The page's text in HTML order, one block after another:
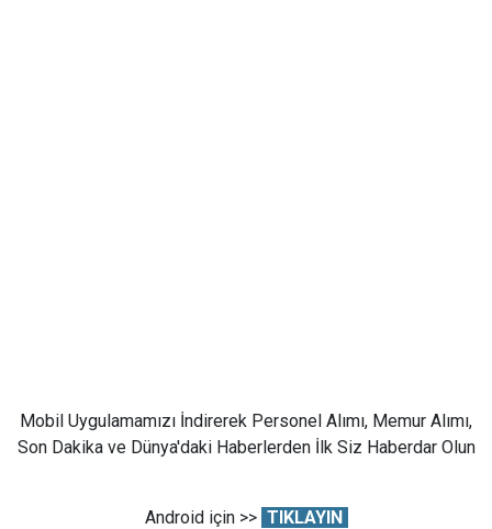
Mobil Uygulamamızı İndirerek Personel Alımı, Memur Alımı,
Son Dakika ve Dünya'daki Haberlerden İlk Siz Haberdar Olun
Android için >> TIKLAYIN